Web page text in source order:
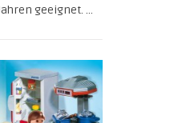
geeignet. ...